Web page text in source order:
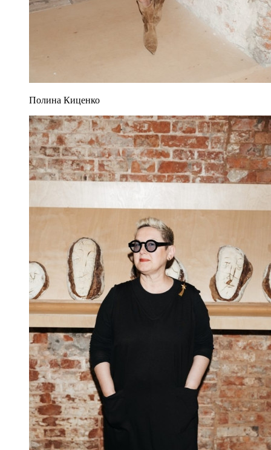
Полина Киценко